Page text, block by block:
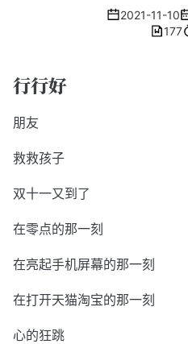
2021-11-10
177
行行好
朋友
救救孩子
双十一又到了
在零点的那一刻
在亮起手机屏幕的那一刻
在打开天猫淘宝的那一刻
心的狂跳